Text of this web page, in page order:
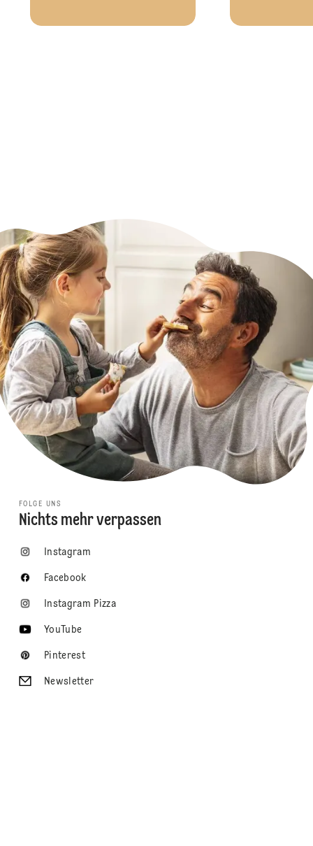
FOLGE UNS
Nichts mehr verpassen
Instagram
Facebook
Instagram Pizza
YouTube
Pinterest
Newsletter